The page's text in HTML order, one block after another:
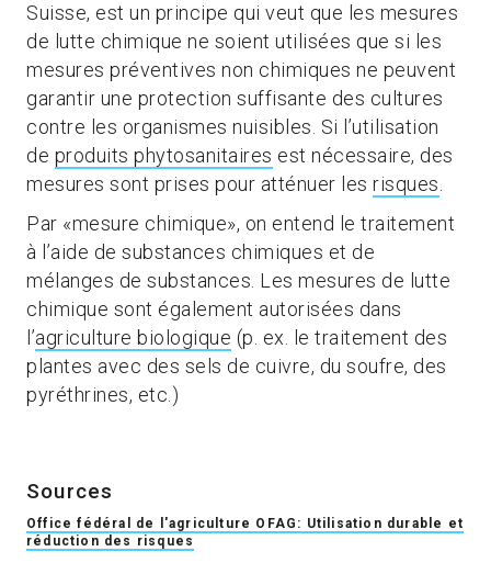
Suisse, est un principe qui veut que les mesures
de lutte chimique ne soient utilisées que si les
mesures préventives non chimiques ne peuvent
garantir une protection suffisante des cultures
contre les organismes nuisibles. Si l’utilisation
de produits phytosanitaires est nécessaire, des
mesures sont prises pour atténuer les risques
Par «mesure chimique», on entend le traitement
à l’aide de substances chimiques et de
mélanges de substances. Les mesures de lutte
chimique sont également autorisées dans
l’agriculture biologique (p. ex. le traitement des
plantes avec des sels de cuivre, du soufre, des
pyréthrines, etc.)
Sources
Office fédéral de l'agriculture OFAG: Utilisation durable et
réduction des risques